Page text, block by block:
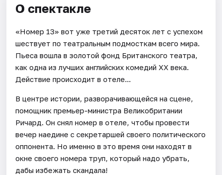
О спектакле
«Номер 13» вот уже третий десяток лет с успехом
шествует по театральным подмосткам всего мира.
Пьеса вошла в золотой фонд Британского театра,
как одна из лучших английских комедий ХХ века.
Действие происходит в отеле...
В центре истории, разворачивающейся на сцене,
помощник премьер-министра Великобритании
Ричард. Он снял номер в отеле, чтобы провести
вечер наедине с секретаршей своего политического
оппонента. Но именно в это время они находят в
окне своего номера труп, который надо убрать,
дабы избежать скандала!